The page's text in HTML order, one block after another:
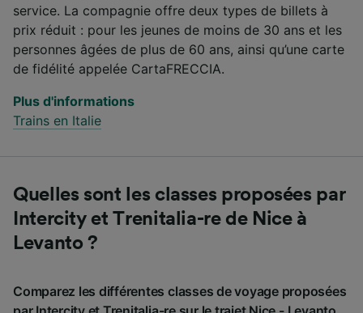
service. La compagnie offre deux types de billets à
prix réduit : pour les jeunes de moins de 30 ans et les
personnes âgées de plus de 60 ans, ainsi qu’une carte
de fidélité appelée CartaFRECCIA.
Plus d'informations
Trains en Italie
Quelles sont les classes proposées par
Intercity et Trenitalia-re de Nice à
Levanto ?
Comparez les différentes classes de voyage proposées